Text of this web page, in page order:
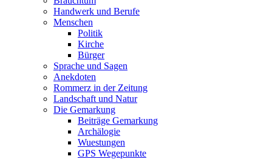
Handwerk und Berufe
Menschen
Politik
Kirche
Bürger
Sprache und Sagen
Anekdoten
Rommerz in der Zeitung
Landschaft und Natur
Die Gemarkung
Beiträge Gemarkung
Archälogie
Wuestungen
GPS Wegepunkte